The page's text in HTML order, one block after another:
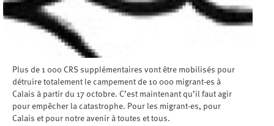
Plus de 1 000 CRS supplémentaires vont être mobilisés pour
détruire totalement le campement de 10 000 migrant-es à
Calais à partir du 17 octobre. C’est maintenant qu’il faut agir
pour empêcher la catastrophe. Pour les migrant-es, pour
Calais et pour notre avenir à toutes et tous.